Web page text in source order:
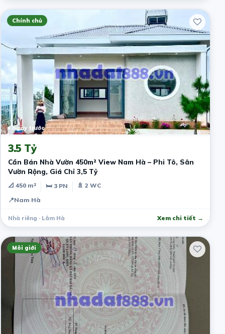
Chính chủ
4 ngày trước
3.5 Tỷ
Cần Bán Nhà Vườn 450m² View Nam Hà – Phi Tô, Sân
Vườn Rộng, Giá Chỉ 3,5 Tỷ
📐 450 m² 🛏 3 PN
🚿 2 WC
📍Nam Hà
Nhà riêng · Lâm Hà Xem chi tiết →
Môi giới